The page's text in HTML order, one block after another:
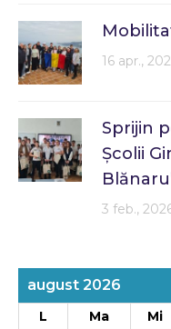
16 apr.,
Sprijin
Școlii
3 feb.,
august 2026
L Ma Mi